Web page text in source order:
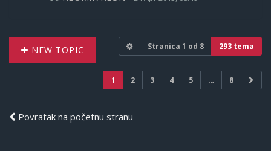
NEW TOPIC Stranica 1 od 8 293 tema
1 2 3 4 5 … 8
Povratak na početnu stranu